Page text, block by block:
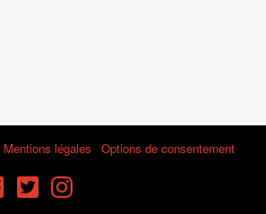
Mentions légales Options de consentement
FacebookTwitterInstagram